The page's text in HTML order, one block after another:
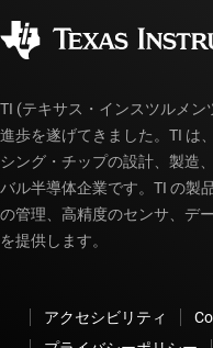
myTI アカウントの FAQ
TI (テキサス・インスツルメ
進歩を遂げてきました。TI は
シング・チップの設計、製造
バル半導体企業です。TI の製
の管理、高精度のセンサ、デ
を提供します。
アクセシビリティ